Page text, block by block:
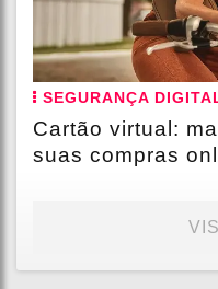
SEGURANÇA
Cartão virtual:
suas compras